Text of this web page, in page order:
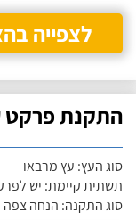
לצפייה
התקנת פרקט
סוג העץ: עץ מרבאו
תשתית קיימת: יש
סוג התקנה: הנחה צפה